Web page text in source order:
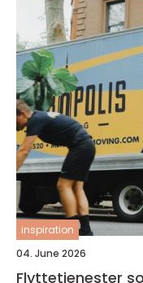
inspiration
04. June 2026
Flyttetjenester